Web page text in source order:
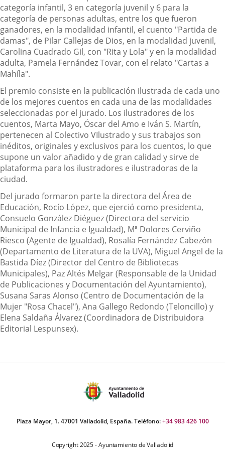
categoría infantil, 3 en categoría juvenil y 6 para la
categoría de personas adultas, entre los que fueron
ganadores, en la modalidad infantil, el cuento "Partida de
damas", de Pilar Callejas de Dios, en la modalidad juvenil,
Carolina Cuadrado Gil, con "Rita y Lola" y en la modalidad
adulta, Pamela Fernández Tovar, con el relato "Cartas a
Mahíla".
El premio consiste en la publicación ilustrada de cada uno
de los mejores cuentos en cada una de las modalidades
seleccionadas por el jurado. Los ilustradores de los
cuentos, Marta Mayo, Óscar del Amo e Iván S. Martín,
pertenecen al Colectivo VIlustrado y sus trabajos son
inéditos, originales y exclusivos para los cuentos, lo que
supone un valor añadido y de gran calidad y sirve de
plataforma para los ilustradores e ilustradoras de la
ciudad.
Del jurado formaron parte la directora del Área de
Educación, Rocío López, que ejerció como presidenta,
Consuelo González Diéguez (Directora del servicio
Municipal de Infancia e Igualdad), Mª Dolores Cerviño
Riesco (Agente de Igualdad), Rosalía Fernández Cabezón
(Departamento de Literatura de la UVA), Miguel Angel de la
Bastida Díez (Director del Centro de Bibliotecas
Municipales), Paz Altés Melgar (Responsable de la Unidad
de Publicaciones y Documentación del Ayuntamiento),
Susana Saras Alonso (Centro de Documentación de la
Mujer "Rosa Chacel"), Ana Gallego Redondo (Teloncillo) y
Elena Saldaña Álvarez (Coordinadora de Distribuidora
Editorial Lespunsex).
Plaza Mayor, 1. 47001 Valladolid, España. Teléfono:+34 983 426 100
Copyright 2025 - Ayuntamiento de Valladolid